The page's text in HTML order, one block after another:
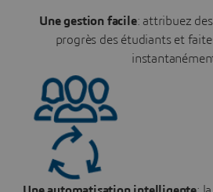
Une gestion facile: attribuez
progrès des étudiants et